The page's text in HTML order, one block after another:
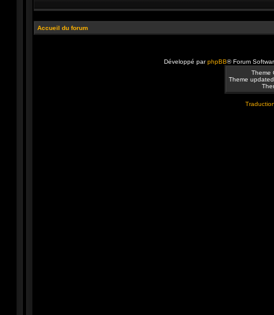
Accueil du forum
Développé parphpBB® Forum
Theme
Theme